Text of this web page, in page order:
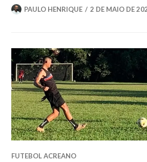
PAULO HENRIQUE 2 DE MAIO DE
FUTEBOL ACREANO